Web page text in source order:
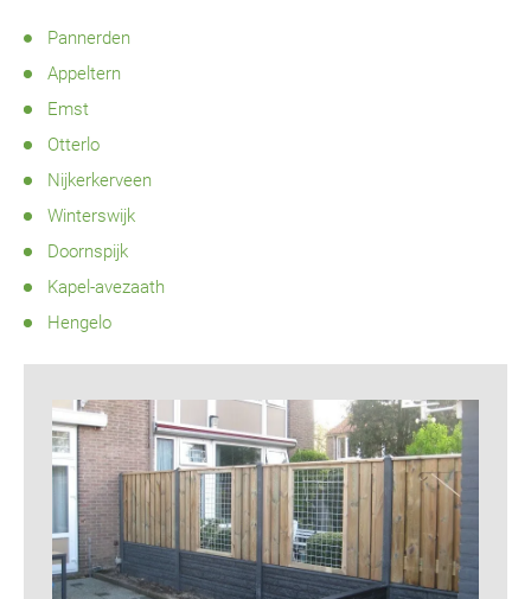
Pannerden
Appeltern
Emst
Otterlo
Nijkerkerveen
Winterswijk
Doornspijk
Kapel-avezaath
Hengelo